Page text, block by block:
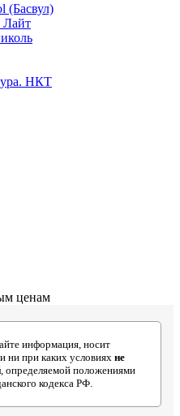
(Басвул)
Лайт
НКТ
ценам
информация, носит
ни при каких условиях не
, определяемой положениями
кодекса РФ.